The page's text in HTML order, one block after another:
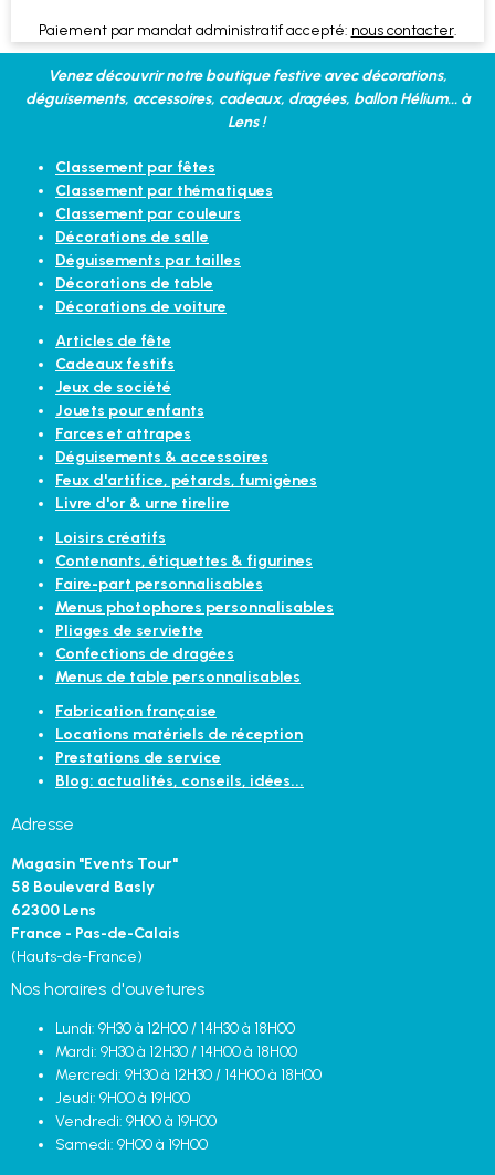
Paiement par mandat administratif accepté: nous contacter.
Venez découvrir notre boutique festive avec décorations,
déguisements, accessoires, cadeaux, dragées, ballon Hélium... à
Lens !
Classement par fêtes
Classement par thématiques
Classement par couleurs
Décorations de salle
Déguisements par tailles
Décorations de table
Décorations de voiture
Articles de fête
Cadeaux festifs
Jeux de société
Jouets pour enfants
Farces et attrapes
Déguisements & accessoires
Feux d'artifice, pétards, fumigènes
Livre d'or & urne tirelire
Loisirs créatifs
Contenants, étiquettes & figurines
Faire-part personnalisables
Menus photophores personnalisables
Pliages de serviette
Confections de dragées
Menus de table personnalisables
Fabrication française
Locations matériels de réception
Prestations de service
Blog: actualités, conseils, idées...
Adresse
Magasin "Events Tour"
58 Boulevard Basly
62300 Lens
France - Pas-de-Calais
(Hauts-de-France)
Nos horaires d'ouvetures
Lundi: 9H30 à 12H00 / 14H30 à 18H00
Mardi: 9H30 à 12H30 / 14H00 à 18H00
Mercredi: 9H30 à 12H30 / 14H00 à 18H00
Jeudi: 9H00 à 19H00
Vendredi: 9H00 à 19H00
Samedi: 9H00 à 19H00